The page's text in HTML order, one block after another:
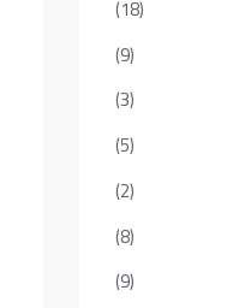
(18)
(9)
(3)
(5)
(2)
(8)
(9)